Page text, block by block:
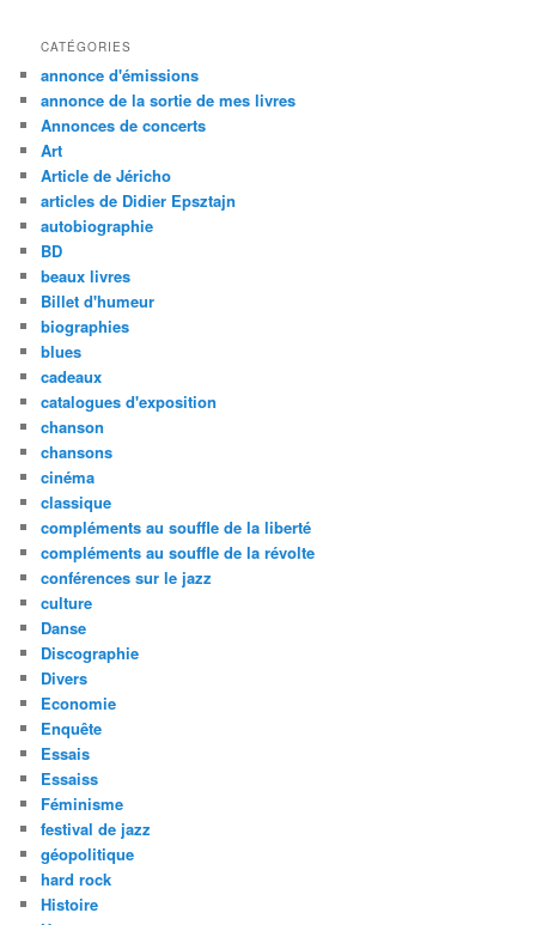
CATÉGORIES
annonce d'émissions
annonce de la sortie de mes livres
Annonces de concerts
Art
Article de Jéricho
articles de Didier Epsztajn
autobiographie
BD
beaux livres
Billet d'humeur
biographies
blues
cadeaux
catalogues d'exposition
chanson
chansons
cinéma
classique
compléments au souffle de la liberté
compléments au souffle de la révolte
conférences sur le jazz
culture
Danse
Discographie
Divers
Economie
Enquête
Essais
Essaiss
Féminisme
festival de jazz
géopolitique
hard rock
Histoire